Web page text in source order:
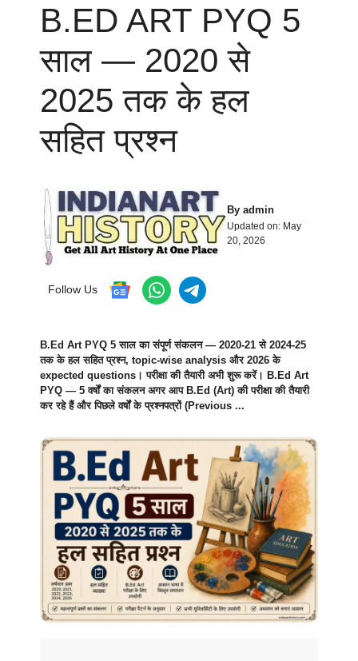
B.ED ART PYQ 5
साल — 2020 से
2025 तक के हल
सहित प्रश्न
Byadmin
Updated on: May
20, 2026
Follow Us
B.Ed Art PYQ 5 साल का संपूर्ण संकलन — 2020-21 से 2024-25
तक के हल सहित प्रश्न, topic-wise analysis और 2026 के
expected questions। परीक्षा की तैयारी अभी शुरू करें। B.Ed Art
PYQ — 5 वर्षों का संकलन अगर आप B.Ed (Art) की परीक्षा की तैयारी
कर रहे हैं और पिछले वर्षों के प्रश्नपत्रों (Previous ...